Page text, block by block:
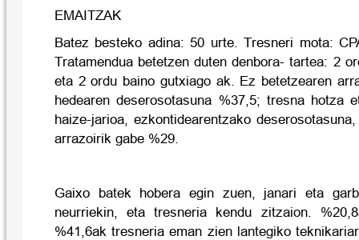
EMAITZAK
Batez besteko adina: 50 urte. Tresneri mota:
Tratamendua betetzen duten denbora- tartea: 2
eta 2 ordu baino gutxiago ak. Ez betetzearen
hedearen deserosotasuna %37,5; tresna hotza
haize-jarioa, ezkontidearentzako
arrazoirik gabe %29.
Gaixo batek hobera egin zuen, janari eta
neurriekin, eta tresneria kendu zitzaion.
%41,6ak tresneria eman zien lantegiko